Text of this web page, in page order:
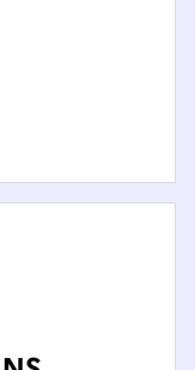
Sous-directeur